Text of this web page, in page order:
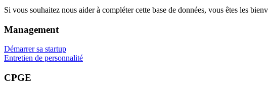
Si vous souhaitez nous aider à compléter cette base de données, vous êtes les
Management
Démarrer sa startup
Entretien de personnalité
CPGE